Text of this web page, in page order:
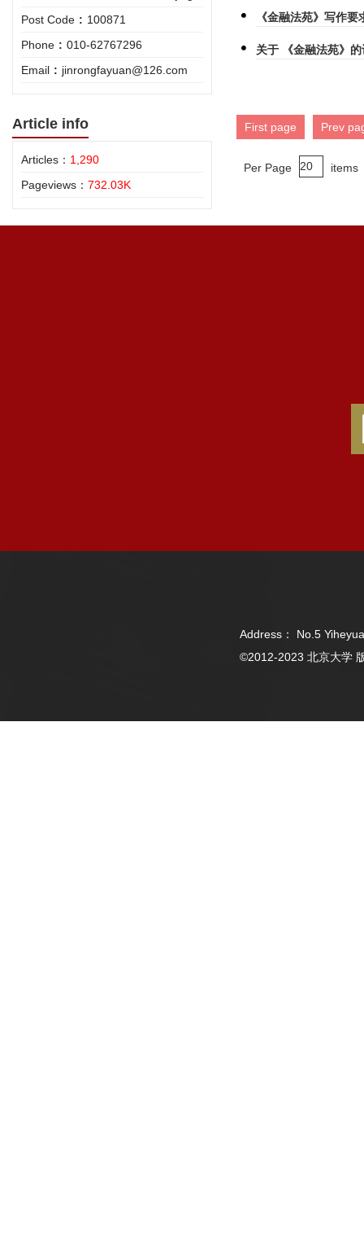
Post Code : 100871
Phone : 010-62767296
Email : jinrongfayuan@126.com
Article info
Articles： 1,290
Pageviews： 732.03K
《金融法苑》写作
关于 《金融法苑》
First page Prev
Per Page items
Address： No.5
©2012-2023 北京大学